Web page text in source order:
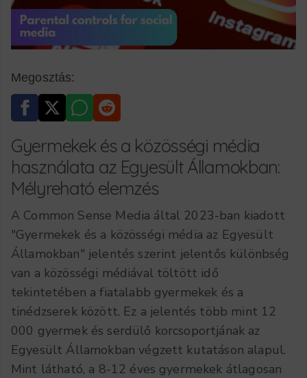
Megosztás:
Gyermekek és a közösségi média
használata az Egyesült Államokban:
Mélyreható elemzés
A Common Sense Media által 2023-ban kiadott
"Gyermekek és a közösségi média az Egyesült
Államokban" jelentés szerint jelentős különbség
van a közösségi médiával töltött idő
tekintetében a fiatalabb gyermekek és a
tinédzserek között. Ez a jelentés több mint 12
000 gyermek és serdülő korcsoportjának az
Egyesült Államokban végzett kutatáson alapul.
Mint látható, a 8-12 éves gyermekek átlagosan